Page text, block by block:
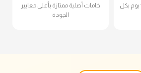
مش عاجبك؟ بدّليه خلال 14 يوم بكل
خامات أصلية ممتازة بأعلى معايير
الجودة